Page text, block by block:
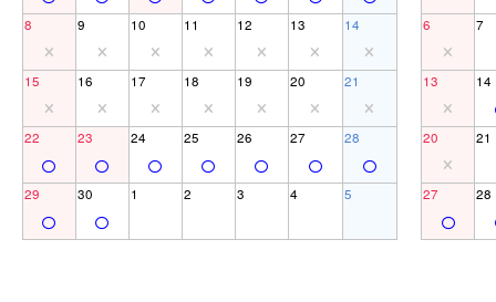
8 9 10 11 12 13 14
15 16 17 18 19 20 21
22 23 24 25 26 27 28
29 30 1 2 3 4 5
6 7
13 14
20 21
27 28